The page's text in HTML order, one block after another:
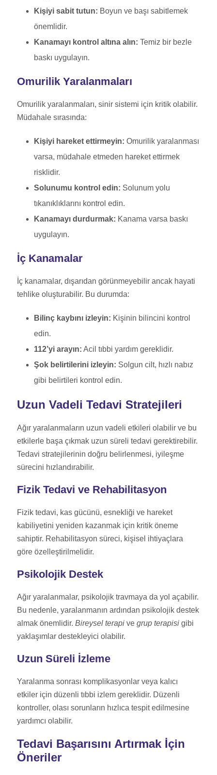
Kişiyi sabit tutun: Boyun ve başı sabitlemek
önemlidir.
Kanamayı kontrol altına alın: Temiz bir bezle
baskı uygulayın.
Omurilik Yaralanmaları
Omurilik yaralanmaları, sinir sistemi için kritik olabilir.
Müdahale sırasında:
Kişiyi hareket ettirmeyin: Omurilik yaralanması
varsa, müdahale etmeden hareket ettirmek
risklidir.
Solunumu kontrol edin: Solunum yolu
tıkanıklıklarını kontrol edin.
Kanamayı durdurmak: Kanama varsa baskı
uygulayın.
İç Kanamalar
İç kanamalar, dışarıdan görünmeyebilir ancak hayati
tehlike oluşturabilir. Bu durumda:
Bilinç kaybını izleyin: Kişinin bilincini kontrol
edin.
112’yi arayın: Acil tıbbi yardım gereklidir.
Şok belirtilerini izleyin: Solgun cilt, hızlı nabız
gibi belirtileri kontrol edin.
Uzun Vadeli Tedavi Stratejileri
Ağır yaralanmaların uzun vadeli etkileri olabilir ve bu
etkilerle başa çıkmak uzun süreli tedavi gerektirebilir.
Tedavi stratejilerinin doğru belirlenmesi, iyileşme
sürecini hızlandırabilir.
Fizik Tedavi ve Rehabilitasyon
Fizik tedavi, kas gücünü, esnekliği ve hareket
kabiliyetini yeniden kazanmak için kritik öneme
sahiptir. Rehabilitasyon süreci, kişisel ihtiyaçlara
göre özelleştirilmelidir.
Psikolojik Destek
Ağır yaralanmalar, psikolojik travmaya da yol açabilir.
Bu nedenle, yaralanmanın ardından psikolojik destek
almak önemlidir. Bireysel terapi ve grup terapisi gibi
yaklaşımlar destekleyici olabilir.
Uzun Süreli İzleme
Yaralanma sonrası komplikasyonlar veya kalıcı
etkiler için düzenli tıbbi izlem gereklidir. Düzenli
kontroller, olası sorunların hızlıca tespit edilmesine
yardımcı olabilir.
Tedavi Başarısını Artırmak İçin
Öneriler